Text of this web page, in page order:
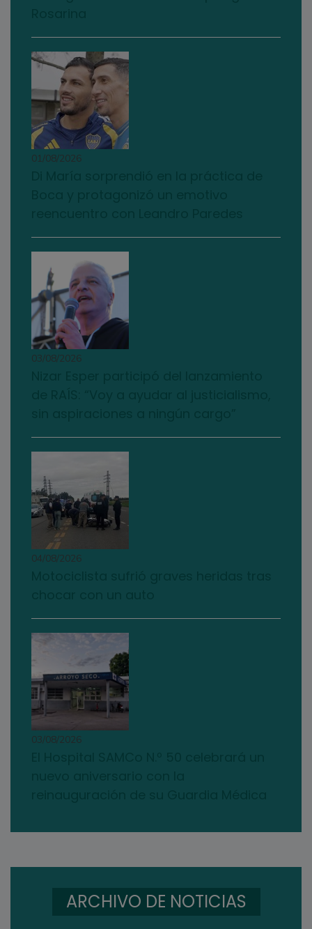
01/08/2026
03/08/2026
04/08/2026
03/08/2026
ARCHIVO DE NOTICIAS